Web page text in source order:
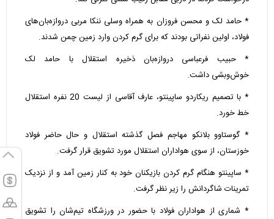
* حامد لک و محسن فروزان به همراه وسلی ننکا مربی دروازه‌بان‌های
فولاد، اولین نفراتی بودند که برای گرم کردن وارد زمین چمن شدند.
* حبیب فرعباسی دروازه‌بان ذخیره استقلال با حامد لک
خوش‌وبشی داشت.
* با تصمیم ریکاردو ساپینتو، عارف آقاسی از لیست 20 نفره استقلال
خط خورد.
* گوستاوو بلانکو مهاجم فصل گذشته استقلال و حال حاضر فولاد
خوزستان، از سوی هواداران استقلال مورد تشویق قرار گرفت.
* ساپینتو هنگام گرم کردن بازیکنان خود به کنار زمین آمد و از نزدیک
تمرینات شاگردانش را زیر نظر گرفت.
* شماری از هواداران فولاد با حضور در ورزشگاه تیم‌شان را تشویق